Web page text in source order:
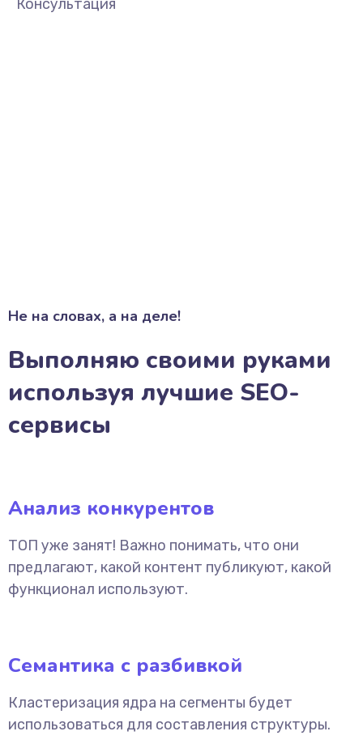
Консультация
Не на словах, а на деле!
Выполняю своими руками
используя лучшие SEO-
сервисы
Анализ конкурентов
ТОП уже занят! Важно понимать, что они
предлагают, какой контент публикуют, какой
функционал используют.
Семантика с разбивкой
Кластеризация ядра на сегменты будет
использоваться для составления структуры.